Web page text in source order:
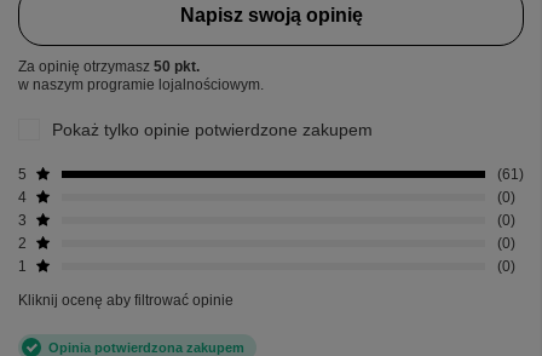
Napisz swoją opinię
Za opinię otrzymasz 50 pkt.
w naszym programie lojalnościowym.
Pokaż tylko opinie potwierdzone zakupem
5
61
4
0
3
0
2
0
1
0
Kliknij ocenę aby filtrować opinie
Opinia potwierdzona zakupem